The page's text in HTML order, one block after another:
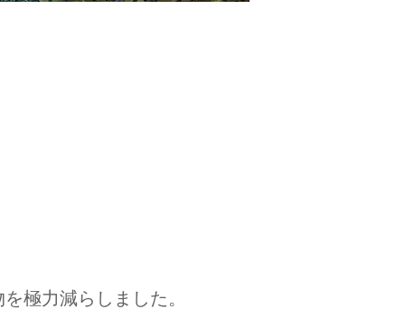
極力減らしました。